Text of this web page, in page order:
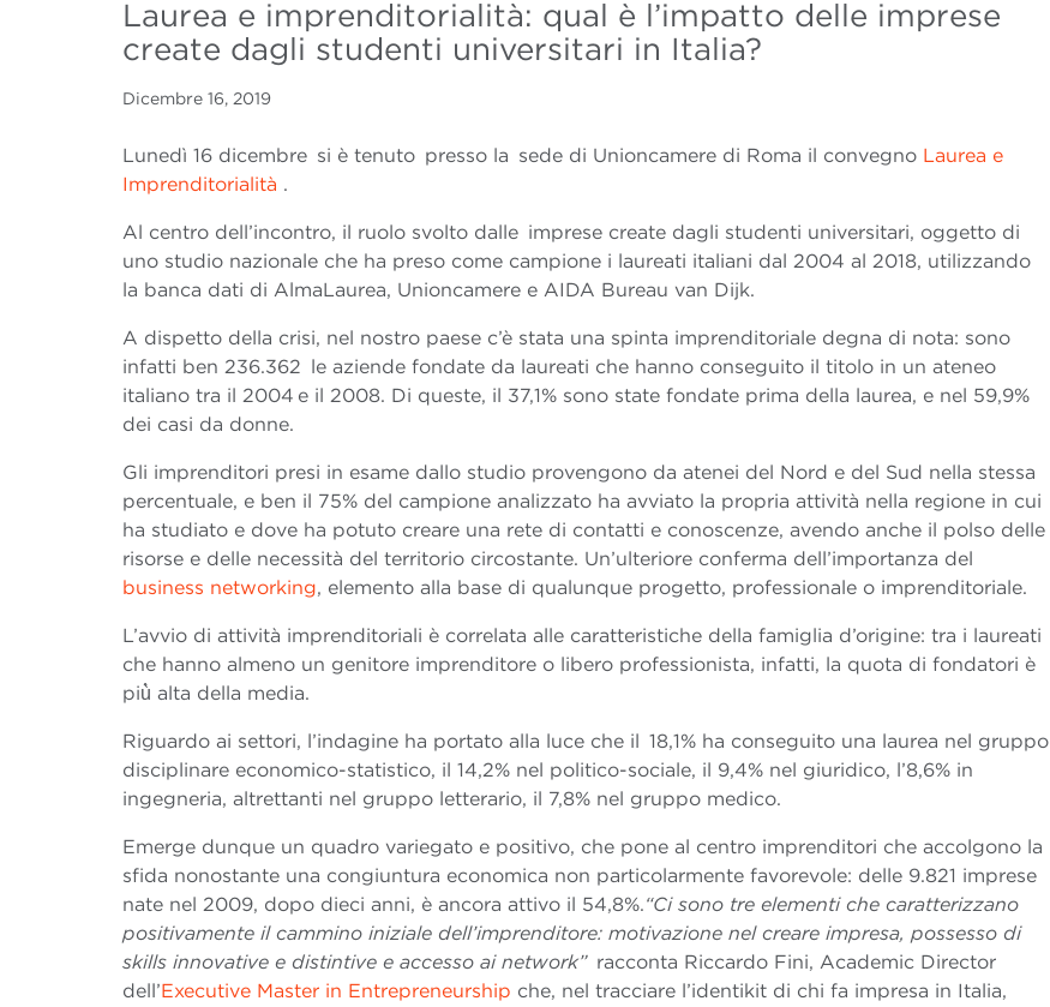
Laurea e imprenditorialità: qual è l’impatto delle imprese
create dagli studenti universitari in Italia?
Dicembre 16, 2019
Lunedì 16 dicembre si è tenuto presso la sede di Unioncamere di Roma il convegno Laurea e
Imprenditorialità .
Al centro dell’incontro, il ruolo svolto dalle imprese create dagli studenti universitari, oggetto di
uno studio nazionale che ha preso come campione i laureati italiani dal 2004 al 2018, utilizzando
la banca dati di AlmaLaurea, Unioncamere e AIDA Bureau van Dijk.
A dispetto della crisi, nel nostro paese c’è stata una spinta imprenditoriale degna di nota: sono
infatti ben 236.362 le aziende fondate da laureati che hanno conseguito il titolo in un ateneo
italiano tra il 2004 e il 2008. Di queste, il 37,1% sono state fondate prima della laurea, e nel 59,9%
dei casi da donne.
Gli imprenditori presi in esame dallo studio provengono da atenei del Nord e del Sud nella stessa
percentuale, e ben il 75% del campione analizzato ha avviato la propria attività nella regione in cui
ha studiato e dove ha potuto creare una rete di contatti e conoscenze, avendo anche il polso delle
risorse e delle necessità del territorio circostante. Un’ulteriore conferma dell’importanza del
business networking, elemento alla base di qualunque progetto, professionale o imprenditoriale.
L’avvio di attività imprenditoriali è correlata alle caratteristiche della famiglia d’origine: tra i laureati
che hanno almeno un genitore imprenditore o libero professionista, infatti, la quota di fondatori è
più̀ alta della media.
Riguardo ai settori, l’indagine ha portato alla luce che il 18,1% ha conseguito una laurea nel gruppo
disciplinare economico-statistico, il 14,2% nel politico-sociale, il 9,4% nel giuridico, l’8,6% in
ingegneria, altrettanti nel gruppo letterario, il 7,8% nel gruppo medico.
Emerge dunque un quadro variegato e positivo, che pone al centro imprenditori che accolgono la
sfida nonostante una congiuntura economica non particolarmente favorevole: delle 9.821 imprese
nate nel 2009, dopo dieci anni, è ancora attivo il 54,8%.“Ci sono tre elementi che caratterizzano
positivamente il cammino iniziale dell’imprenditore: motivazione nel creare impresa, possesso di
skills innovative e distintive e accesso ai network”racconta Riccardo Fini, Academic Director
dell’Executive Master in Entrepreneurship che, nel tracciare l’identikit di chi fa impresa in Italia,